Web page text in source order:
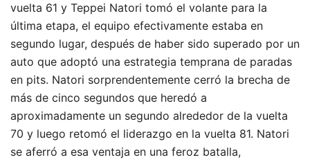
vuelta 61 y Teppei Natori tomó el volante para la
última etapa, el equipo efectivamente estaba en
segundo lugar, después de haber sido superado por un
auto que adoptó una estrategia temprana de paradas
en pits. Natori sorprendentemente cerró la brecha de
más de cinco segundos que heredó a
aproximadamente un segundo alrededor de la vuelta
70 y luego retomó el liderazgo en la vuelta 81. Natori
se aferró a esa ventaja en una feroz batalla,